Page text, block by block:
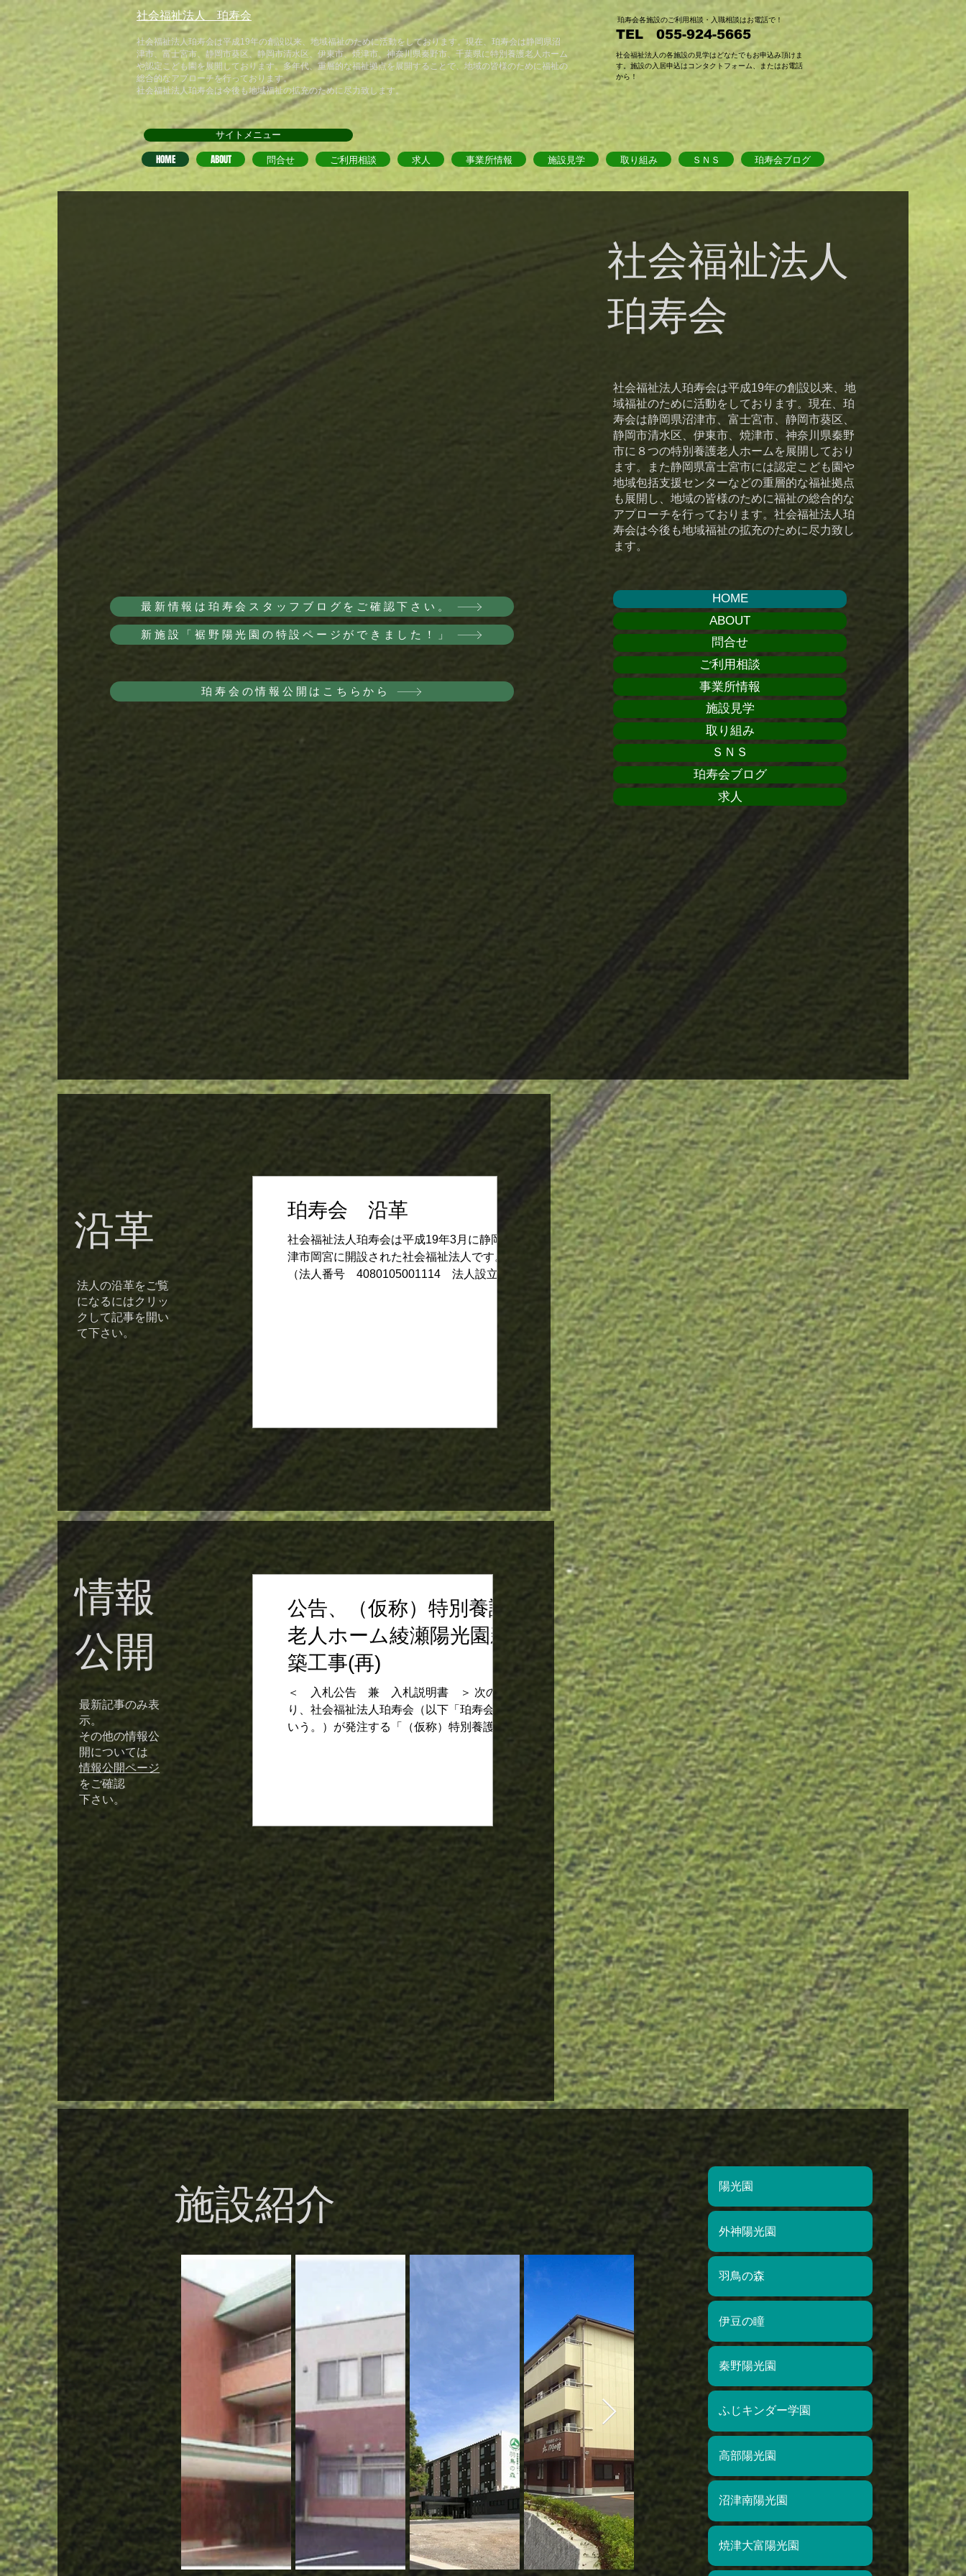
​社会福祉法人 珀寿会
​社会福祉法人珀寿会は平成19年の創設以来、地域福祉のために活動をしております。現在、珀寿会は静岡県沼
津市、富士宮市、静岡市葵区、静岡市清水区、伊東市、焼津市、神奈川県秦野市、千葉県に特別養護老人ホーム
や認定こども園を展開しております。多年代、重層的な福祉拠点を展開することで、地域の皆様のために福祉の
総合的なアプローチを行っております。
​社会福祉法人珀寿会は今後も地域福祉の拡充のために尽力致します。
​珀寿会各施設のご利用相談・入職相談はお電話で！
TEL 055-924-5665
​社会福祉法人の各施設の見学はどなたでもお申込み頂けま
す。施設の入居申込はコンタクトフォーム、またはお電話
から！
サイトメニュー
HOME ABOUT 問合せ ご利用相談 求人 事業所情報 施設見学 取り組み ＳＮＳ 珀寿会ブログ
最新情報は珀寿会スタッフブログをご確認下さい。
新施設「裾野陽光園の特設ページができました！」
珀寿会の情報公開はこちらから
社会福祉法人
珀寿会
​社会福祉法人珀寿会は平成19年の創設以来、地
域福祉のために活動をしております。現在、珀
寿会は静岡県沼津市、富士宮市、静岡市葵区、
静岡市清水区、伊東市、焼津市、神奈川県秦野
市に８つの特別養護老人ホームを展開しており
ます。また静岡県富士宮市には認定こども園や
地域包括支援センターなどの重層的な福祉拠点
も展開し、地域の皆様のために福祉の総合的な
アプローチを行っております。​社会福祉法人珀
寿会は今後も地域福祉の拡充のために尽力致し
ます。
HOME
ABOUT
問合せ
ご利用相談
事業所情報
施設見学
取り組み
ＳＮＳ
珀寿会ブログ
求人
沿革
法人の沿革をご覧
になるにはクリッ
クして記事を開い
て下さい。
珀寿会 沿革
社会福祉法人珀寿会は平成19年3月に静岡県沼
津市岡宮に開設された社会福祉法人です。
（法人番号 4080105001114 法人設立認可
情報
​公開
最新記事のみ表
示。
その他の情報公
開については
情報公開ページ
をご確認
​下さい。
公告、（仮称）特別養護
老人ホーム綾瀬陽光園新
築工事(再)
＜ 入札公告 兼 入札説明書 ＞ 次のとお
り、社会福祉法人珀寿会（以下「珀寿会」と
いう。）が発注する「（仮称）特別養護老人
ホーム綾瀬陽光園新築工事」について、条件
（２）入札場所 神奈川県秦野市曽屋1177-
1 特別養護老人ホーム秦野陽光園地域交流室
（３）工事名 （仮称）特別養護老人ホ
ーム綾瀬陽光園新築工事 （４）工事場所
神奈川県綾瀬市落合北3丁目1150-1、1150-3、
1150-4、1151-1 （５）工事概要 ア 敷地面
積 5,925.32㎡ イ 構造規模 鉄骨造 地上
３階建 ウ 延床面積 4,203.07㎡ エ 建物用
途 特別養護老人ホーム ユニット型個室
定員110人（短期11人含む。） （６）発注工
種 建築一式 （７）工事期間 契約締結
日から令和９年６月３０日（完成期限）
（８）設計監理 株式会社 奥野設計 （東京
都中野区東中野3-20-10 電話 0
​施設紹介 陽光園
外神陽光園
羽鳥の森
伊豆の瞳
秦野陽光園
ふじキンダー学園
高部陽光園
沼津南陽光園
焼津大富陽光園